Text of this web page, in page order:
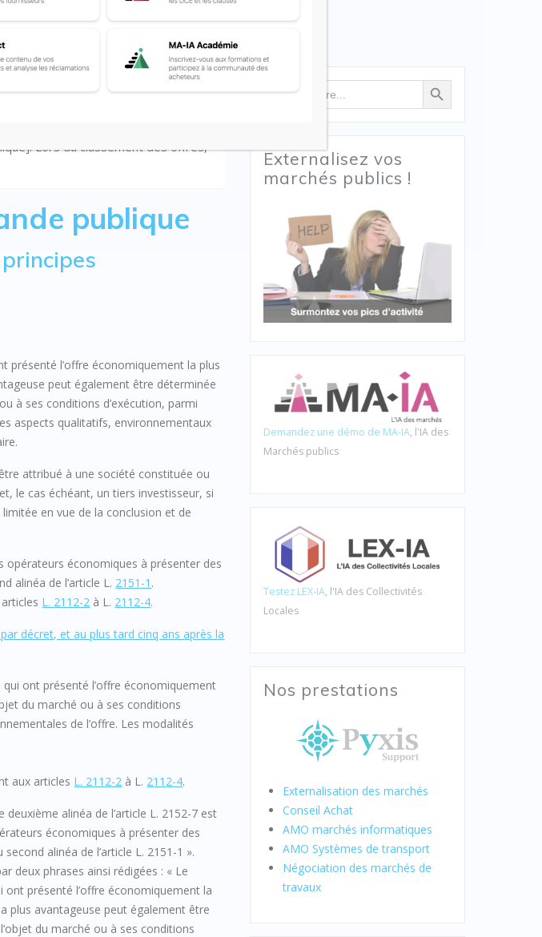
des candidats. Il applique
dans les documents de la
préciser la teneur de son offre [articles
Lors du classement des offres,
publique
présenté l’offre économiquement la plus
peut également être déterminée
à ses conditions d’exécution, parmi
aspects qualitatifs, environnementaux
attribué à une société constituée ou
le cas échéant, un tiers investisseur, si
en vue de la conclusion et de
économiques à présenter des
alinéa de l’article L. 2151-1 .
L. 2112-2 à L. 2112-4.
décret, et au plus tard cinq ans après la
ont présenté l’offre économiquement
du marché ou à ses conditions
de l’offre. Les modalités
aux articles L. 2112-2 à L. 2112-4.
deuxième alinéa de l’article L. 2152-7 est
économiques à présenter des
alinéa de l’article L. 2151-1 ».
deux phrases ainsi rédigées : « Le
présenté l’offre économiquement la
plus avantageuse peut également être
du marché ou à ses conditions
for:
Search Button
Externalisez vos
marchés publics !
Demandez une démo de MA-IA, l'IA des
Marchés publics
Testez LEX-IA, l'IA des Collectivités
Locales
Nos prestations
Externalisation des marchés
Conseil Achat
AMO marchés informatiques
AMO Systèmes de transport
Négociation des marchés de
travaux